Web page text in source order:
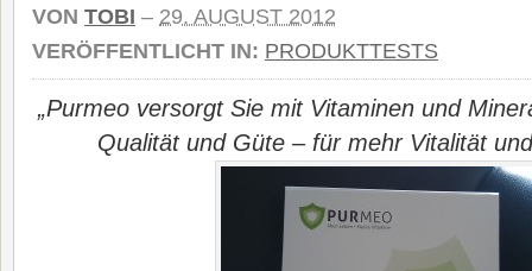
VON TOBI – 29. AUGUST 2012
VERÖFFENTLICHT IN: PRODUKTTESTS
„Purmeo versorgt Sie mit Vitaminen und
Qualität und Güte – für mehr Vitalität